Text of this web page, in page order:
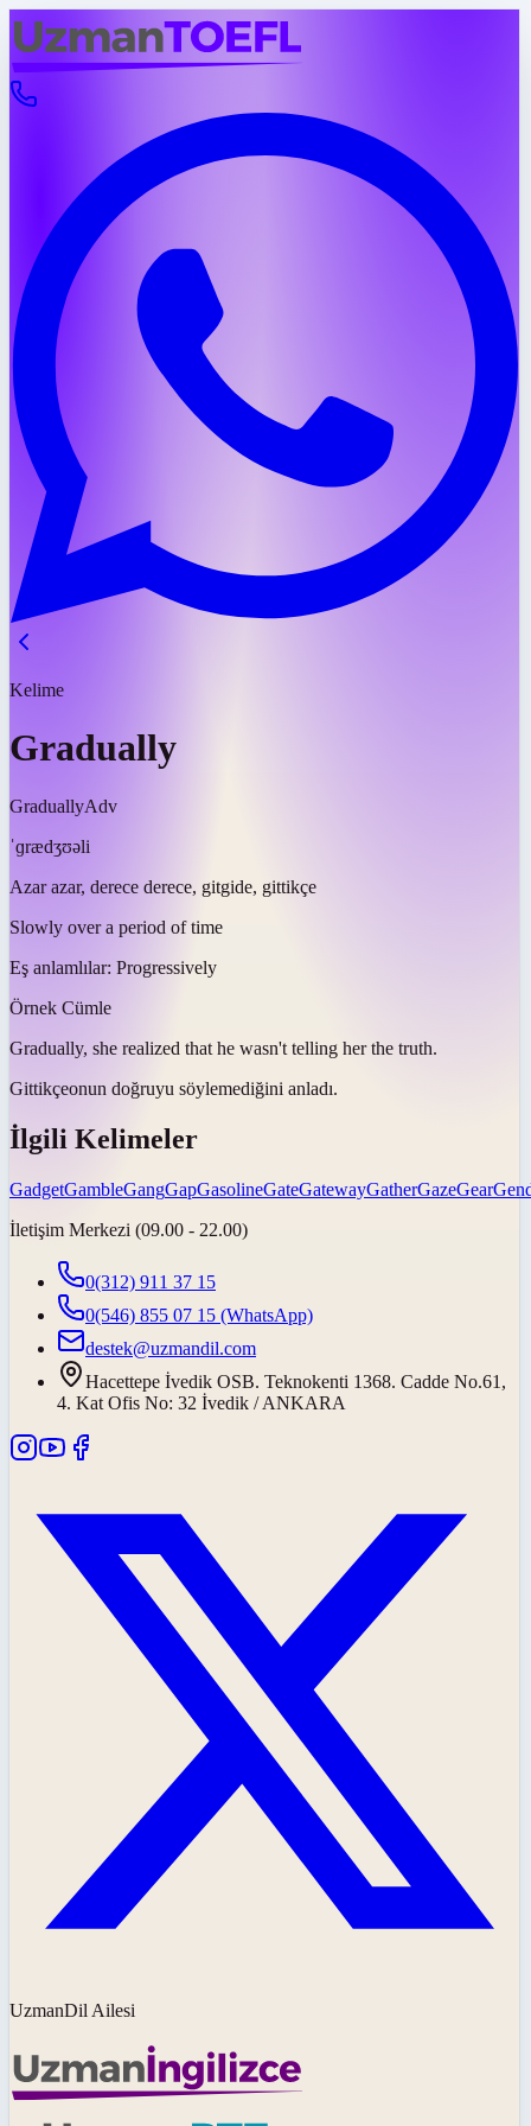
Kelime
Gradually
GraduallyAdv
ˈɡrædʒʊəli
Azar azar, derece derece, gitgide, gittikçe
Slowly over a period of time
Eş anlamlılar: Progressively
Örnek Cümle
Gradually, she realized that he wasn't telling her the truth.
Gittikçeonun doğruyu söylemediğini anladı.
İlgili Kelimeler
GadgetGambleGangGapGasolineGateGatewayGatherGazeGear
İletişim Merkezi (09.00 - 22.00)
0(312) 911 37 15
0(546) 855 07 15 (WhatsApp)
destek@uzmandil.com
Hacettepe İvedik OSB. Teknokenti 1368. Cadde No.61,
4. Kat Ofis No: 32 İvedik / ANKARA
UzmanDil Ailesi